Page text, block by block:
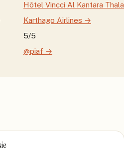
Hôtel Vincci Al Kantara
Karthago Airlines →
5/5
@piaf →